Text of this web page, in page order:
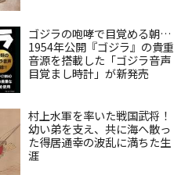
ゴジラの咆哮で目覚める朝…
1954年公開『ゴジラ』の貴重
音源を搭載した「ゴジラ音声
目覚まし時計」が新発売
村上水軍を率いた戦国武将！
幼い弟を支え、共に海へ散っ
た得居通幸の波乱に満ちた生
涯